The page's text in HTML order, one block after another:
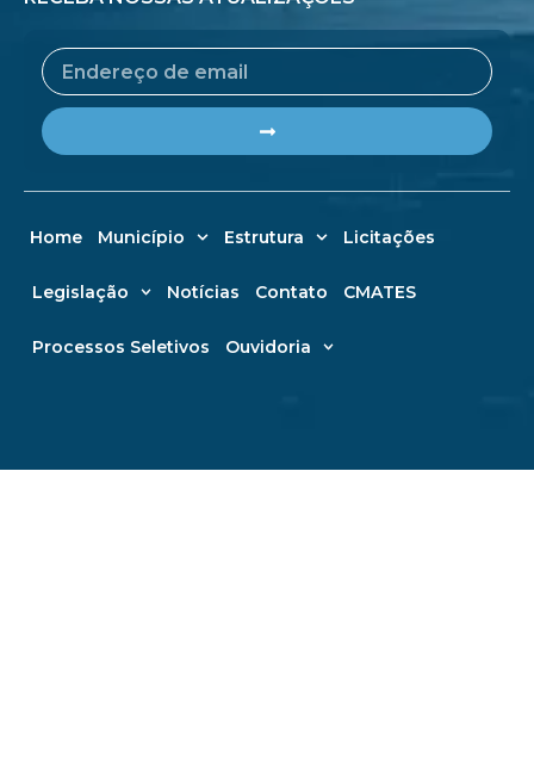
Email
Home Município Estrutura Licitações
Legislação Notícias Contato CMATES
Processos Seletivos Ouvidoria